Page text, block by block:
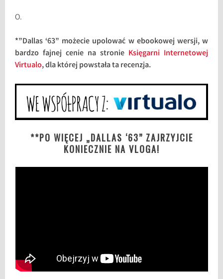
O.
*”Dallas ‘63” możecie upolować w ebookowej wersji, w
bardzo fajnej cenie na stronie Księgarni Internetowej
Virtualo, dla której powstała ta recenzja.
**PO WIĘCEJ „DALLAS ‘63” ZAJRZYJCIE
KONIECZNIE NA VLOGA!